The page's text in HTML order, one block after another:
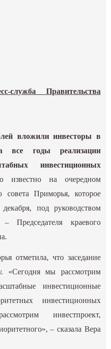
служба Правительства
вложили инвесторы в
все годы реализации
инвестиционных
известно на очередном
совета Приморья, которое
под руководством
– Председателя краевого
отметила, что заседание
«Сегодня мы рассмотрим
инвестиционные
инвестиционных
инвестпроект,
– сказала Вера